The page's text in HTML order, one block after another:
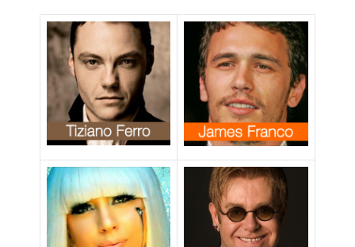
pericolosa”
promossa da
Cyndy Lauper